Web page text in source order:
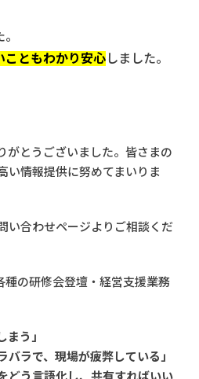
こともわかり安心 しました。
がとうございました。皆さまの
い情報提供に努めてまいりま
い合わせページよりご相談くだ
種の研修会登壇・経営支援業務
まう」
バラで、現場が疲弊している」